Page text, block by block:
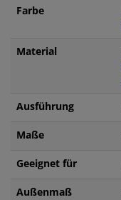
Farbe
Material
Ausführung
Maße
Geeignet für
Außenmaß